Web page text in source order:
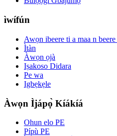
ìwífún
Awọn ibeere ti a maa n
Ìtàn
Àwọn ọjà
Iṣakoso Didara
Pe wa
Igbẹkẹle
Àwọn Ìjápọ̀ Kíákíá
Ohun elo PE
Pípù PE